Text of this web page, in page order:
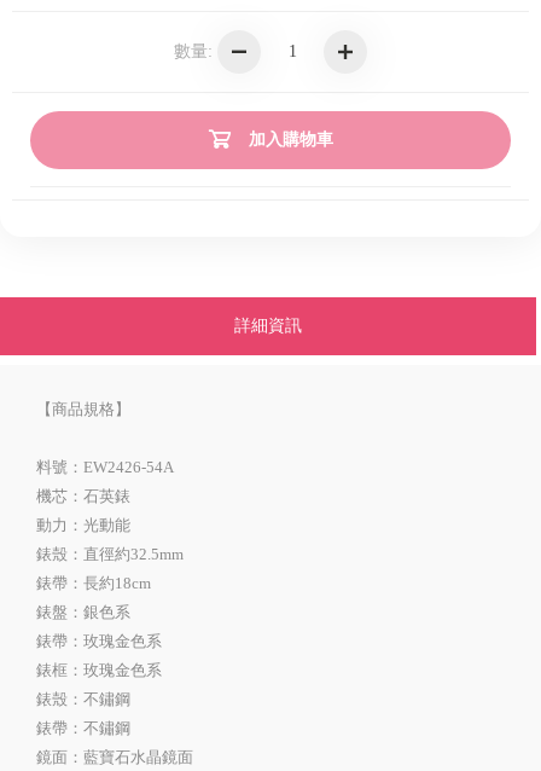
數量:
加入購物車
詳細資訊
【商品規格】
料號：EW2426-54A
機芯：石英錶
動力：光動能
錶殼：直徑約32.5mm
錶帶：長約18cm
錶盤：銀色系
錶帶：玫瑰金色系
錶框：玫瑰金色系
錶殼：不鏽鋼
錶帶：不鏽鋼
鏡面：藍寶石水晶鏡面